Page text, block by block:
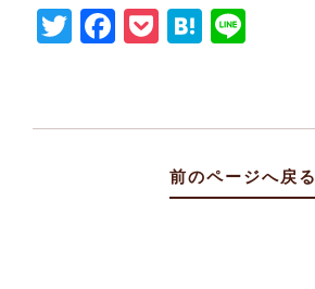
Twitter
Facebook
Pocket
Hatena
Line
前のページへ戻る